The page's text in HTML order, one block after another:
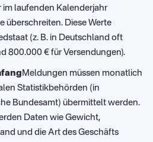
im laufenden Kalenderjahr
überschreiten. Diese Werte
(z. B. in Deutschland oft
800.000 € für Versendungen).
Meldungen müssen monatlich
Statistikbehörden (in
Bundesamt) übermittelt werden.
Daten wie Gewicht,
und die Art des Geschäfts